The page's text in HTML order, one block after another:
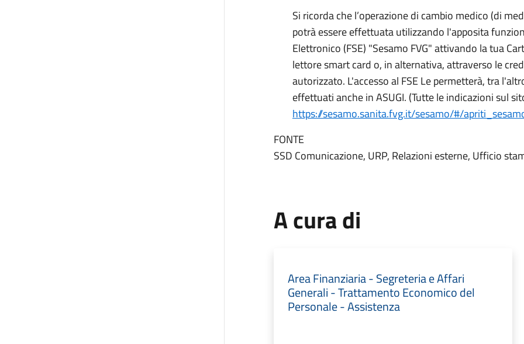
Si ricorda che l’operazione di cambio medico (di
potrà essere effettuata utilizzando l'apposita
Elettronico (FSE) "Sesamo FVG" attivando la tua
lettore smart card o, in alternativa, attraverso le
autorizzato. L'accesso al FSE Le permetterà, tra
effettuati anche in ASUGI. (Tutte le indicazioni sul
https://sesamo.sanita.fvg.it/sesamo/#/
FONTE
SSD Comunicazione, URP, Relazioni esterne, Ufficio
A cura di
Area Finanziaria - Segreteria e Affari
Generali - Trattamento Economico del
Personale - Assistenza